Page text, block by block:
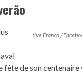
Yve Franco /
de son